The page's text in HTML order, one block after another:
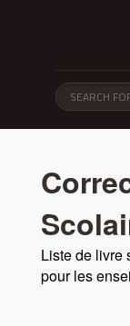
Liste de livre
pour les